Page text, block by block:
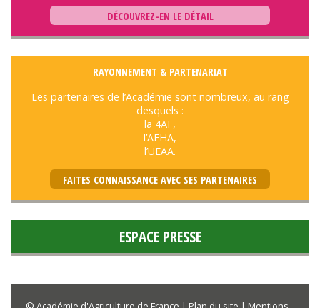
DÉCOUVREZ-EN LE DÉTAIL
RAYONNEMENT & PARTENARIAT
Les partenaires de l’Académie sont nombreux, au rang
desquels :
la 4AF,
l’AEHA,
l’UEAA.
FAITES CONNAISSANCE AVEC SES PARTENAIRES
ESPACE PRESSE